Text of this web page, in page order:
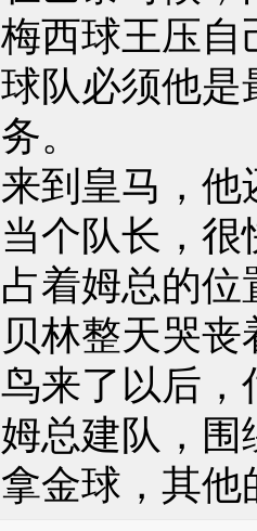
梅西球王压
球队必须他
务。
来到皇马，
当个队长，
占着姆总的
贝林整天哭
鸟来了以后
姆总建队，
拿金球，其